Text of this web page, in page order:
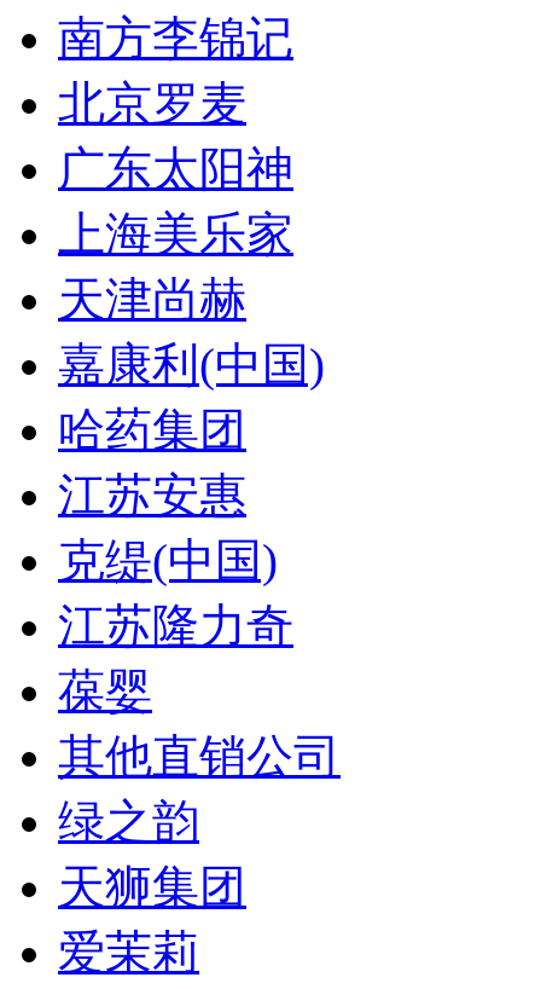
南方李锦记
北京罗麦
广东太阳神
上海美乐家
天津尚赫
嘉康利(中国)
哈药集团
江苏安惠
克缇(中国)
江苏隆力奇
葆婴
其他直销公司
绿之韵
天狮集团
爱茉莉